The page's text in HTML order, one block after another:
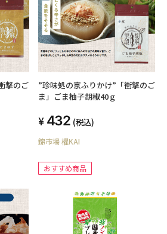
撃のご
”珍味処の京ふりかけ”「衝撃のご
ま」ごま柚子胡椒40ｇ
432 (税込)
錦市場 櫂KAI
おすすめ商品